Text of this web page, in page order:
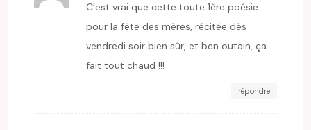
C’est vrai que cette toute 1ère poésie
pour la fête des mères, récitée dès
vendredi soir bien sûr, et ben outain, ça
fait tout chaud !!!
répondre